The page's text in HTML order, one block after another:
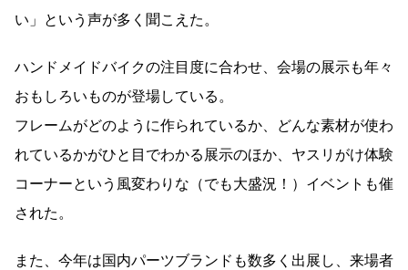
い」という声が多く聞こえた。
ハンドメイドバイクの注目度に合わせ、会場の展示も年々
おもしろいものが登場している。
フレームがどのように作られているか、どんな素材が使わ
れているかがひと目でわかる展示のほか、ヤスリがけ体験
コーナーという風変わりな（でも大盛況！）イベントも催
された。
また、今年は国内パーツブランドも数多く出展し、来場者